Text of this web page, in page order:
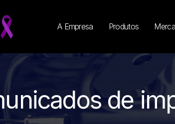
A Empresa Produtos
de